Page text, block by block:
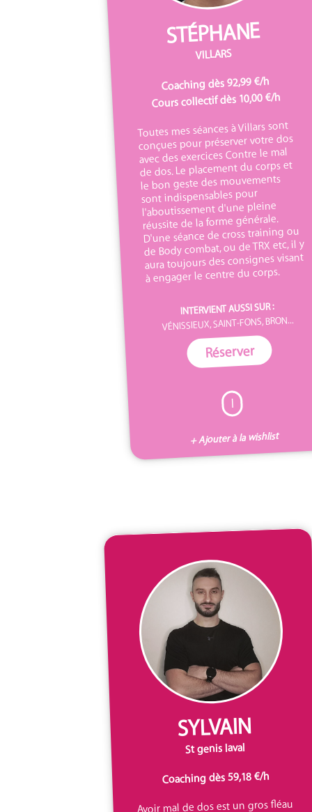
STÉPHANE
VILLARS
Coaching dès 92,99 €/h
Cours collectif dès 10,00 €/h
Toutes mes séances à Villars sont
conçues pour préserver votre dos
avec des exercices Contre le mal
de dos. Le placement du corps et
le bon geste des mouvements
sont indispensables pour
l'aboutissement d'une pleine
réussite de la forme générale.
D'une séance de cross training ou
de Body combat, ou de TRX etc, il y
aura toujours des consignes visant
à engager le centre du corps.
INTERVIENT AUSSI SUR :
VÉNISSIEUX, SAINT-FONS, BRON...
Réserver
I
+ Ajouter à la wishlist
SYLVAIN
St genis laval
Coaching dès 59,18 €/h
Avoir mal de dos est un gros fléau